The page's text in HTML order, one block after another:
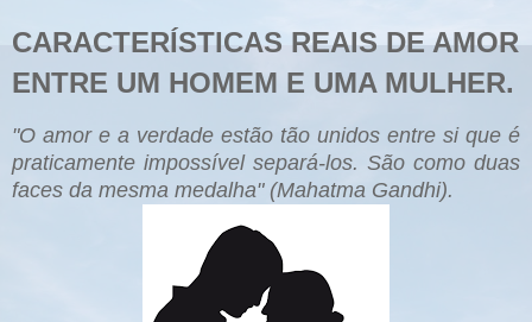
CARACTERÍSTICAS REAIS DE AMOR
ENTRE UM HOMEM E UMA MULHER.
"O amor e a verdade estão tão unidos entre si que é
praticamente impossível separá-los. São como duas
faces da mesma medalha" (Mahatma Gandhi).